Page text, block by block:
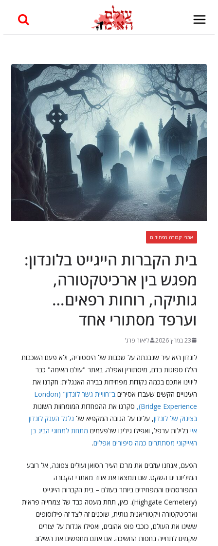
אתרי קבורה מפחידים
בית הקברות הייגייט בלונדון:
מפגש בין ארכיטקטורה,
גותיקה, רוחות רפאים…
וערפד מסתורי אחד
23 במרץ 2026 ליאור פרג'
לונדון היא עיר שנבנתה על שכבות של היסטוריה, ולא פעם השכבות
הללו ספוגות בדם, מיסתורין ואפלה. באתר "עולם האימה" כבר
ליווינו אתכם בכמה נקודות מפחידות בבירה האנגלית: חקרנו את
העינויים הקשים שעברו אסירים
ב"חוויית גשר לונדון" (London
Bridge Experience),
סקרנו את ההפחדות המומחזות השונות
בצינוק של לונדון, עלינו על הגובה המקפיא של גלגל הענק לונדון
אייבלילות ערפל, ואפילו גילינו שלפעמים מתחת למחוגי הביג בן
האייקוני מסתתרים כמה סיפורים אפלים.
הפעם, אנחנו עוזבים את מרכז העיר הסואן ועולים צפונה, אל רובע
המיליונרים השקט. שם תמצאו את אחד מאתרי הקבורה
המפורסמים והמפחידים ביותר בעולם – בית הקברות הייגייט
(Highgate Cemetery). כאן, תחת מעטה כבד של צמחייה פראית
וארכיטקטורה ויקטוריאנית גותית, שוכנים זה לצד זה פילוסופים
ששינו את העולם, כוכבי פופ אהובים, ואפילו אגדות על יצורים
שקמים לתחייה בחסות החשיכה. אם אתם מחפשים את השילוב